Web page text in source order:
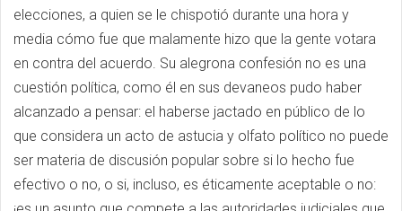
elecciones, a quien se le chispotió durante una hora y
media cómo fue que malamente hizo que la gente votara
en contra del acuerdo. Su alegrona confesión no es una
cuestión política, como él en sus devaneos pudo haber
alcanzado a pensar: el haberse jactado en público de lo
que considera un acto de astucia y olfato político no puede
ser materia de discusión popular sobre si lo hecho fue
efectivo o no, o si, incluso, es éticamente aceptable o no: